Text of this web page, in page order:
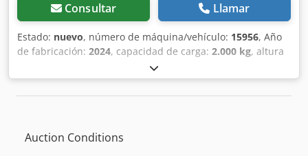
Consultar Llamar
Estado: nuevo, número de máquina/vehículo: 15956, Año
de fabricación: 2024, capacidad de carga: 2.000 kg, altura
, ascensor libre:
de carga:500 mm, tipo de combustible:eléctrico, tipo de
mástil:triple, altura de construcción:2.200 mm, longitud
Auction Conditions